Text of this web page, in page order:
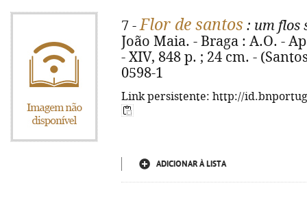
7 -Flor de santos : um flos
João Maia. - Braga : A.O. -
- XIV, 848 p. ; 24 cm. -
0598-1
Link persistente: http://
ADICIONAR À LISTA